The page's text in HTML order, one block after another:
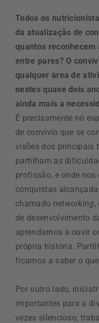
Todos os
da atualização de
quantos reconhecem
entre pares? O
qualquer área de
nestes quase dois
ainda mais a
É precisamente no
de convívio que se
visões dos principais
partilham as
profissão, e onde
conquistas
chamado networking,
de desenvolvimento
aprendamos a ouvir
própria história.
ficamos a saber o
Por outro lado,
importantes para a
vezes silencioso,